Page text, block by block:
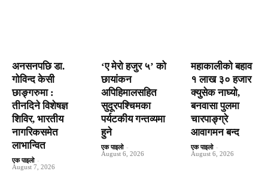
अनसनपछि डा.
गोविन्द केसी
छाङ्गरुमा :
तीनदिने विशेषज्ञ
शिविर, भारतीय
नागरिकसमेत
लाभान्वित
एक पाइलो -
August 7, 2026
‘ए मेरो हजुर ५’ को
छायांकन
अपिहिमालसहित
सुदूरपश्चिमका
पर्यटकीय गन्तव्यमा
हुने
एक पाइलो -
August 6, 2026
महाकालीको बहाव
१ लाख ३० हजार
क्युसेक नाघ्यो,
बनवासा पुलमा
चारपाङ्ग्रे
आवागमन बन्द
एक पाइलो -
August 6, 2026